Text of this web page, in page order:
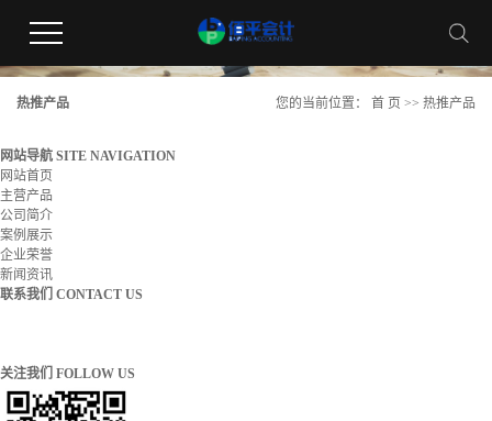
热推产品 您的当前位置： 首 页 >> 热推产品
网站导航 SITE NAVIGATION
网站首页
主营产品
公司简介
案例展示
企业荣誉
新闻资讯
联系我们 CONTACT US
关注我们 FOLLOW US